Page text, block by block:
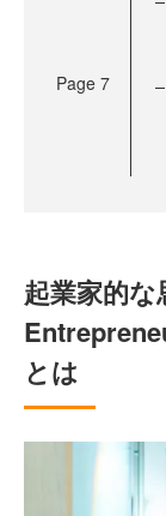
Page 7
起業家的な
とは